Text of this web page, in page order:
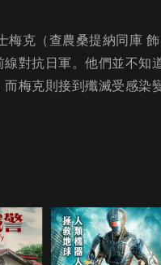
克（查農桑提納同庫
對抗日軍。他們並不知
梅克則接到殲滅受感染